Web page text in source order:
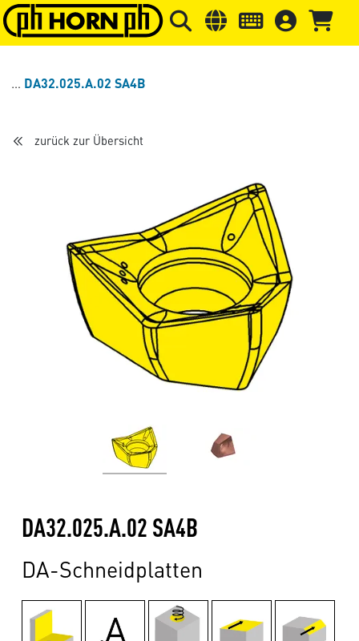
Springe zu Hauptinhalt Springe zum Header Springe
DA32.025.A.02 SA4B
zurück zur Übersicht
DA32.025.A.02 SA4B
DA-Schneidplatten